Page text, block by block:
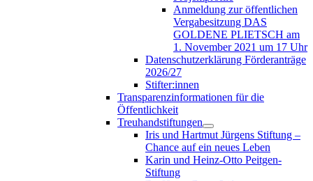
Anmeldung zur öffentlichen
Vergabesitzung DAS
GOLDENE PLIETSCH am
1. November 2021 um 17 Uhr
Datenschutzerklärung Förderanträge
2026/27
Stifter:innen
Transparenzinformationen für die
Öffentlichkeit
Treuhandstiftungen
Iris und Hartmut Jürgens Stiftung –
Chance auf ein neues Leben
Karin und Heinz-Otto Peitgen-
Stiftung